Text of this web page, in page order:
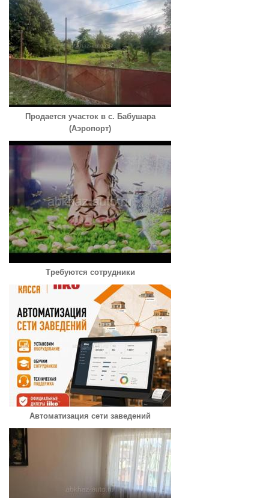
Продается участок в с. Бабушара
(Аэропорт)
Требуются сотрудники
Автоматизация сети заведений